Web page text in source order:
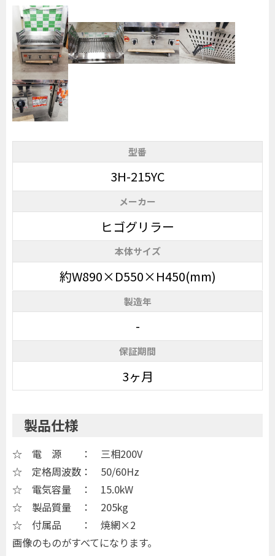
型番
3H-215YC
メーカー
ヒゴグリラー
本体サイズ
約W890×D550×H450(mm)
製造年
-
保証期間
3ヶ月
製品仕様
☆ 電 源 ： 三相200V
☆ 定格周波数： 50/60Hz
☆ 電気容量 ： 15.0kW
☆ 製品質量 ： 205kg
☆ 付属品 ： 焼網×2
画像のものがすべてになります。